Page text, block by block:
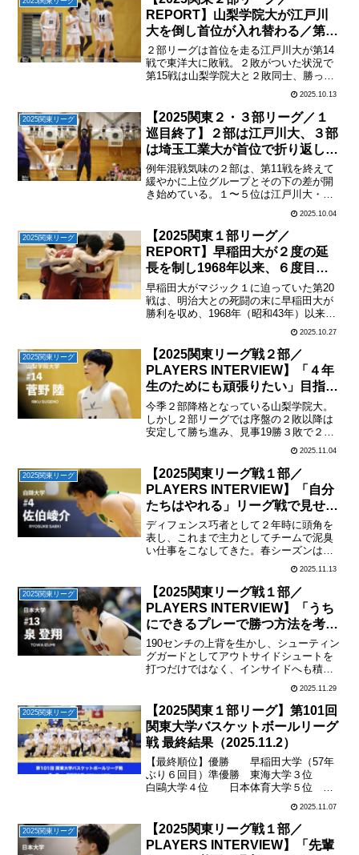
ない予測不可能な...
REPORT】山梨学院大が江戸川
大を倒し首位が入れ替わる／第15
戦（2025.10.12）
２部リーグは首位を走る江戸川大が第14
戦で東洋大に敗戦。２敗がついた状況で
第15戦は山梨学院大と２敗同士、勝った
方が首位という状況での対決になった。
立ち上がりから山梨学院大のペースで試
合が進み、山梨学院大が15試合を終えた
時点でトップに立っ...
2025.10.13
2025関東リーグ
【2025関東２・３部リーグ／１
巡目終了】２部は江戸川大、３部
は埼玉工業大が首位で折り返し
（2025.9.28）
例年混戦気味の２部は、第11戦を終えて
緩やかに上位グループとその下の差が開
き始めている。１〜５位は江戸川大・拓
１ゲーム差でしのぎを削り、５位と６位
とは星２つの差がある。第10戦では上位
グループの下の方に食...
2025.10.04
2025関東リーグ
【2025関東１部リーグ／
REPORT】早稲田大が２度の延
長を制し1968年以来、６度目の
リーグ優勝に輝く／第20戦
（2025.10.26）
早稲田大がマジック１に迫っていた第20
戦は、明治大との死闘の末に早稲田大が
勝利を収め、1968年（昭和43年）以来の
ーグ優勝は過去20年ほどを遡ると、2004
年に慶應義塾大、2005年に青山学院大が
２年連...
2025.10.27
2025関東リーグ
【2025関東リーグ戦２部／
PLAYERS INTERVIEW】「４年
生のためにも頑張りたい」目指す
は最短での１部復帰／＃14菅野
陸（山梨学院大・２年・PG）
今季２部降格となっている山梨学院大。
しかし２部リーグでは序盤の２敗以降は
安定して勝ち進み、見事19勝３敗で２部
なるのは中村、齋藤、スヴェトリシック
など昨年も主力として出場していたメン
バーに、期待の１年生も...
2025.11.04
2025関東リーグ
【2025関東リーグ戦１部／
PLAYERS INTERVIEW】「自分
たちはやれる」リーグ戦で見せた
成長をインカレで結果に／＃４佐
伯崚介（白鷗大・４年・SG）
ディフェンス巧者として２年時に頭角を
表し、これまで主力としてチームで泥臭
い仕事をこなしてきた。春シーズンは怪
我もあってパフォーマンスを見せること
ができなかったため秋には期待があった
が、チームは３連敗スタートと苦しい出
足となり、もがいた２ヶ月...
2025.11.13
2025関東リーグ
【2025関東リーグ戦１部／
PLAYERS INTERVIEW】「うち
にできるプレーで勝つ方法を考え
ていく」／＃13泉 登翔（日本
大・４年・SG）
190センチの上背を生かし、シューティン
グガードとしてアウトサイドシュートを
打つだけではなく、インサイドへも積極
を見せる。今年の日本大のスタメンに入
る３人の４年生のうちの一人として、プ
レー以外でもメンバー...
2025.11.29
2025関東リーグ
【2025関東１部リーグ】第101回
関東大学バスケットボールリーグ
戦 最終結果（2025.11.2）
【最終順位】優勝 早稲田大学（57年
ぶり６回目）準優勝 東海大学３位
白鷗大学４位 日本体育大学５位
明治大学８位 青山学院大学９位
中央大学10位 神奈川大学（１・２部
入れ替え戦にて残留）...
2025.11.07
2025関東リーグ
【2025関東リーグ戦１部／
PLAYERS INTERVIEW】「先輩